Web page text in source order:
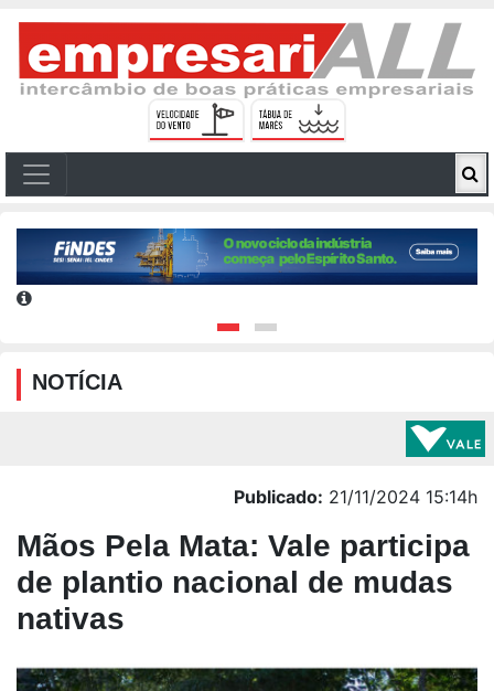
NOTÍCIA
Publicado: 21/11/2024 15:14h
Mãos Pela Mata: Vale participa
de plantio nacional de mudas
nativas